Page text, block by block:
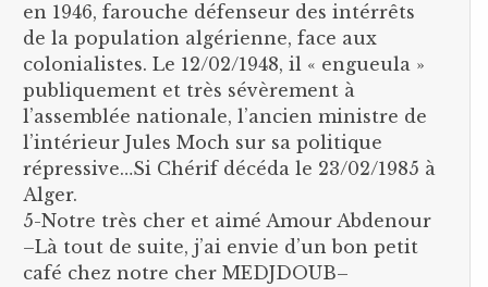
en 1946, farouche défenseur des intérrêts
de la population algérienne, face aux
colonialistes. Le 12/02/1948, il « engueula »
publiquement et très sévèrement à
l’assemblée nationale, l’ancien ministre de
l’intérieur Jules Moch sur sa politique
répressive…Si Chérif décéda le 23/02/1985 à
Alger.
5-Notre très cher et aimé Amour Abdenour
–Là tout de suite, j’ai envie d’un bon petit
café chez notre cher MEDJDOUB–